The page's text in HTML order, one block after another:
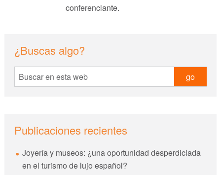
conferenciante.
Sidebar
¿Buscas algo?
Buscar
en
Publicaciones recientes
Joyería y museos: ¿una oportunidad desperdiciada
en el turismo de lujo español?